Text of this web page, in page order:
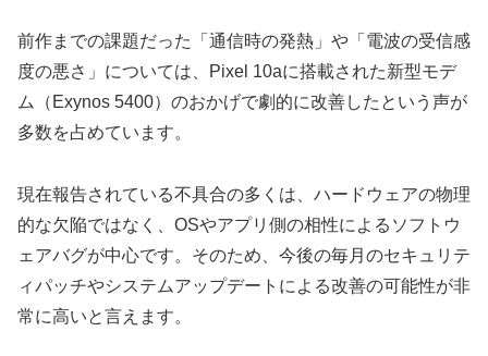
前作までの課題だった「通信時の発熱」や「電波の受信感
度の悪さ」については、Pixel 10aに搭載された新型モデ
ム（Exynos 5400）のおかげで劇的に改善したという声が
多数を占めています。
現在報告されている不具合の多くは、ハードウェアの物理
的な欠陥ではなく、OSやアプリ側の相性によるソフトウ
ェアバグが中心です。そのため、今後の毎月のセキュリテ
ィパッチやシステムアップデートによる改善の可能性が非
常に高いと言えます。